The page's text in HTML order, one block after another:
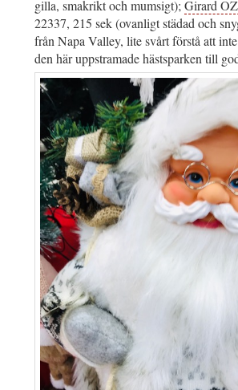
gilla, smakrikt och mumsigt); Girard
22337, 215 sek (ovanligt städad och
från Napa Valley, lite svårt förstå att
den här uppstramade hästsparken till